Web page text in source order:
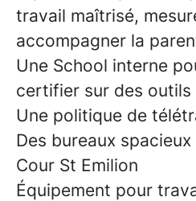
travail maîtrisé,
accompagner la
Une School interne
certifier sur des outils
Une politique de
Des bureaux
Cour St Emilion
Équipement pour